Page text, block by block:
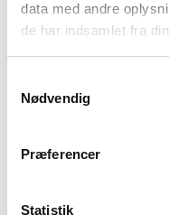
data med andre
de har indsamlet fra
Nødvendig
Præferencer
Statistik
Lundby Ler
beskæftigelse
generere